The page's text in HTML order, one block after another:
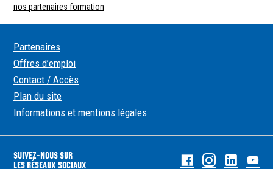
nos partenaires formation
Partenaires
Offres d’emploi
Contact / Accès
Plan du site
Informations et mentions légales
SUIVEZ-NOUS SUR
LES RÉSEAUX SOCIAUX
FacebookInstagram